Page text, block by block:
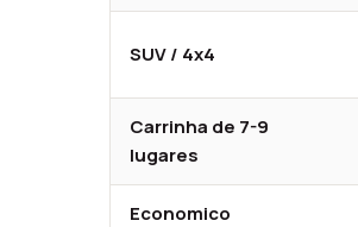
SUV / 4x4
Carrinha de 7-9
lugares
Economico